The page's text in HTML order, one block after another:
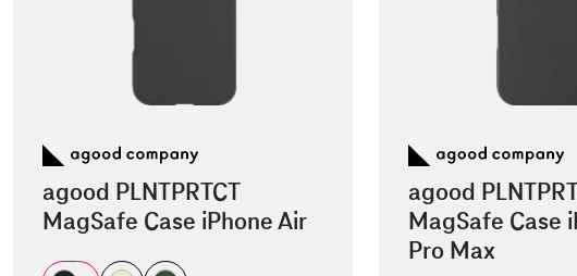
agood PLNTPRTCT
MagSafe Case iPhone Air
agood
MagSafe Case
Pro Max